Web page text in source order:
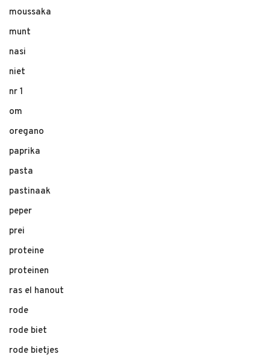
moussaka
munt
nasi
niet
nr 1
om
oregano
paprika
pasta
pastinaak
peper
prei
proteine
proteinen
ras el hanout
rode
rode biet
rode bietjes